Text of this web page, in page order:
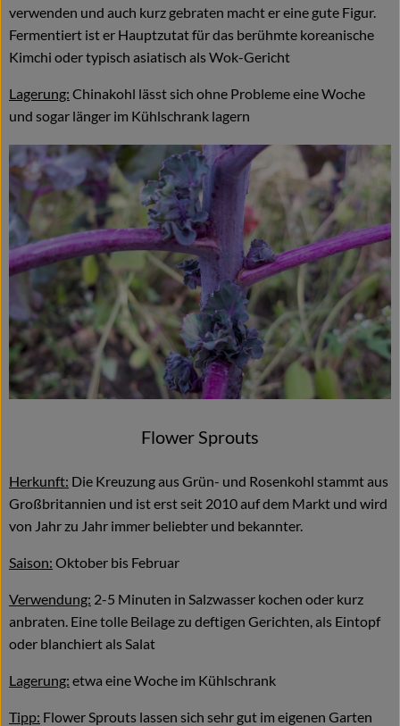
verwenden und auch kurz gebraten macht er eine gute Figur.
Fermentiert ist er Hauptzutat für das berühmte koreanische
Kimchi oder typisch asiatisch als Wok-Gericht
Lagerung: Chinakohl lässt sich ohne Probleme eine Woche
und sogar länger im Kühlschrank lagern
Flower Sprouts
Herkunft: Die Kreuzung aus Grün- und Rosenkohl stammt aus
Großbritannien und ist erst seit 2010 auf dem Markt und wird
von Jahr zu Jahr immer beliebter und bekannter.
Saison: Oktober bis Februar
Verwendung: 2-5 Minuten in Salzwasser kochen oder kurz
anbraten. Eine tolle Beilage zu deftigen Gerichten, als Eintopf
oder blanchiert als Salat
Lagerung: etwa eine Woche im Kühlschrank
Tipp: Flower Sprouts lassen sich sehr gut im eigenen Garten